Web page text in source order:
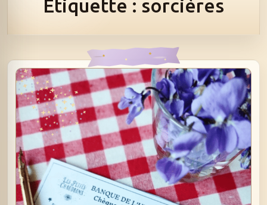
Étiquette : sorcières